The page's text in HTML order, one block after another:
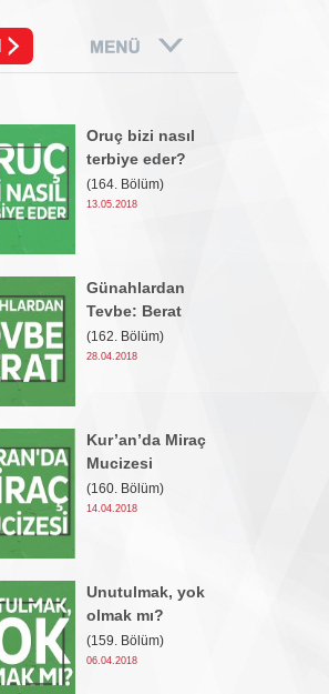
Oruç bizi nasıl
terbiye eder?
(164. Bölüm)
13.05.2018
Günahlardan
Tevbe: Berat
(162. Bölüm)
28.04.2018
Kur’an’da Miraç
Mucizesi
(160. Bölüm)
14.04.2018
Unutulmak, yok
olmak mı?
(159. Bölüm)
06.04.2018